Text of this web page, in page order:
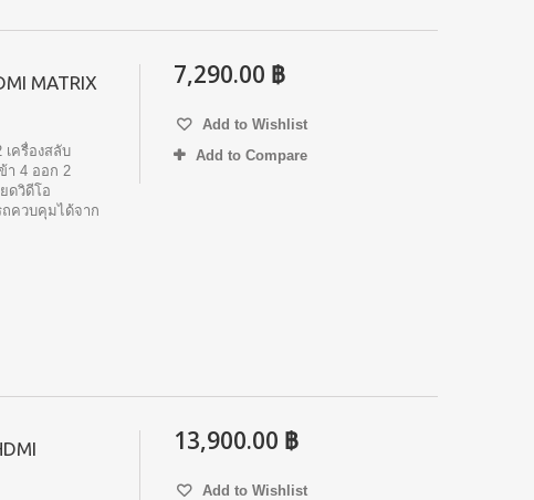
MATRIX
เครื่องสลับ
า 4 ออก 2
ดวิดีโอ
ถควบคุมได้จาก
7,290.00 ฿
Add to Wishlist
Add to Compare
13,900.00 ฿
Add to Wishlist